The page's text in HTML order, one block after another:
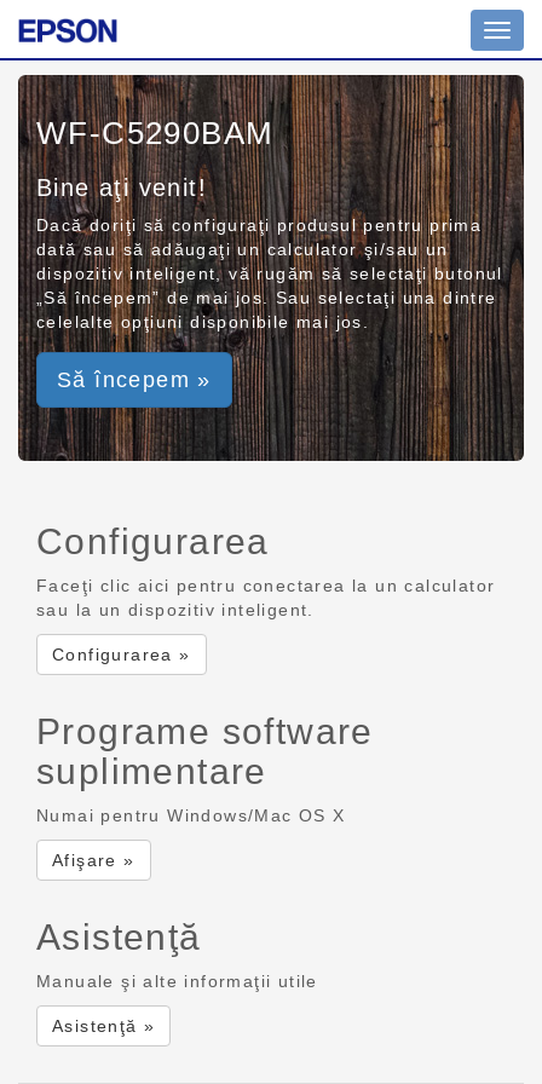
WF-C5290BAM
Bine aţi venit!
Dacă doriţi să configuraţi produsul pentru prima
dată sau să adăugaţi un calculator şi/sau un
dispozitiv inteligent, vă rugăm să selectaţi butonul
„Să începem” de mai jos. Sau selectaţi una dintre
celelalte opţiuni disponibile mai jos.
Să începem »
Configurarea
Faceţi clic aici pentru conectarea la un calculator
sau la un dispozitiv inteligent.
Configurarea »
Programe software
suplimentare
Numai pentru Windows/Mac OS X
Afişare »
Asistenţă
Manuale şi alte informaţii utile
Asistenţă »